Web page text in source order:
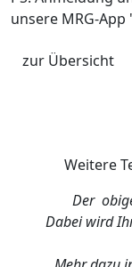
unsere MRG-
zur Übersicht
Weitere
Der
Dabei wird